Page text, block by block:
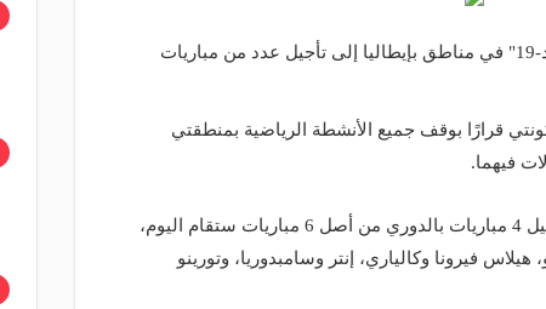
أدى تفشي فيروس كورونا الجديد "كوفيد-19" في مناطق بإيطاليا إلى تأجيل عدد من مباريات
قرارًا بوقف جميع الأنشطة الرياضية بمنطقتي
فيهما.
وعلى ضوء هذا القرار تم الإعلان عن تأجيل 4 مباريات بالدوري من أصل 6 مباريات ستقام اليوم،
فيرونا وكالياري، إنتر وسامبدوريا، وتورينو